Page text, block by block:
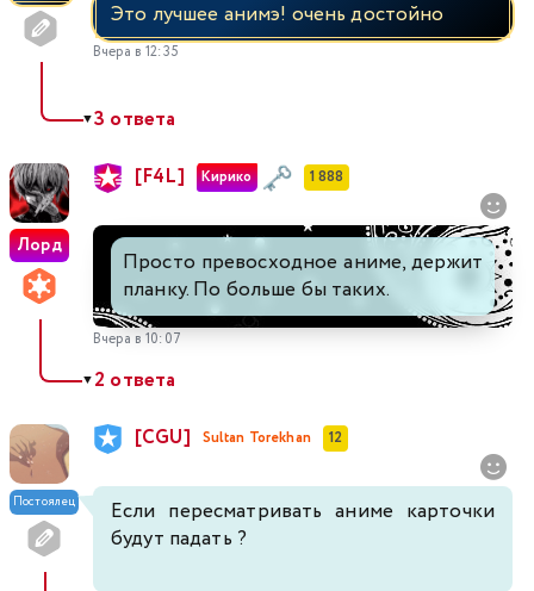
Это лучшее анимэ! очень достойно
Вчера в 12:35
▼3 ответа
Лорд
[F4L] Кирико 1 888
Просто превосходное аниме, держит
планку. По больше бы таких.
Вчера в 10:07
▼2 ответа
Постоялец
[CGU] Sultan Torekhan 12
Если пересматривать аниме карточки
будут падать ?